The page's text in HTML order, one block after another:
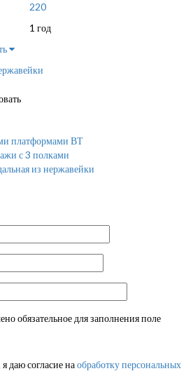
220
1 год
платформами ВТ
с 3 полками
из нержавейки
обязательное для заполнения поле
даю согласие наобработку персональных